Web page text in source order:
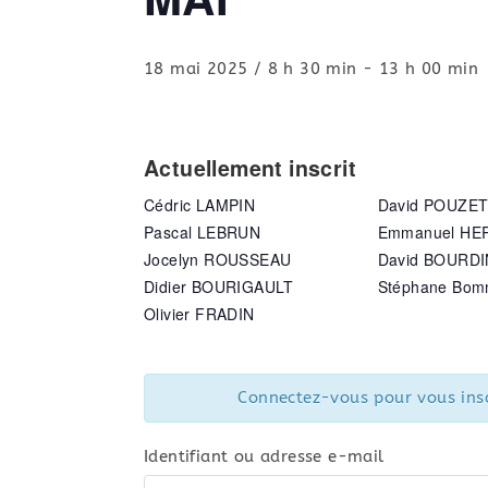
18 mai 2025 / 8 h 30 min - 13 h 00 min
Actuellement inscrit
Cédric LAMPIN
Pascal LEBRUN
Jocelyn ROUSSEAU
Didier BOURIGAULT
Olivier FRADIN
David POUZET
Emmanuel
David
Stéphane
Connectez-vous pour vous
Identifiant ou adresse e-mail